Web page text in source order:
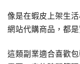
像是在蝦皮上架生
網站代購商品，都
這類副業適合喜歡